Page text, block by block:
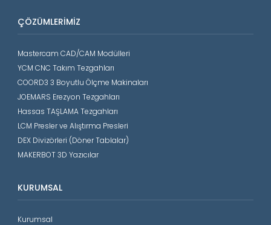
ÇÖZÜMLERIMIZ
Mastercam CAD/CAM Modülleri
YCM CNC Takım Tezgahları
COORD3 3 Boyutlu Ölçme Makinaları
JOEMARS Erezyon Tezgahları
Hassas TAŞLAMA Tezgahları
LCM Presler ve Alıştırma Presleri
DEX Divizörleri (Döner Tablalar)
MAKERBOT 3D Yazıcılar
KURUMSAL
Kurumsal